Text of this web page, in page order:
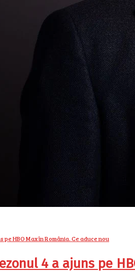
4 a ajuns pe